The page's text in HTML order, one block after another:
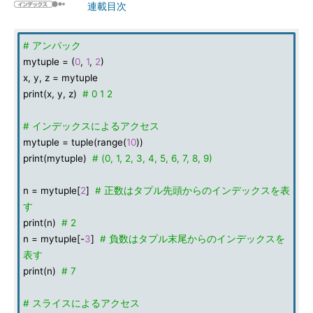
連載目次
# アンパック
mytuple = (0, 1, 2)
x, y, z = mytuple
print(x, y, z) # 0 1 2
# インデックスによるアクセス
mytuple = tuple(range(10))
print(mytuple) # (0, 1, 2, 3, 4, 5, 6, 7, 8, 9)
n = mytuple[2] # 正数はタプル先頭からのインデックスを表
す
print(n) # 2
n = mytuple[-3] # 負数はタプル末尾からのインデックスを
表す
print(n) # 7
# スライスによるアクセス